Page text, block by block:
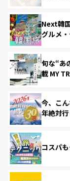
Next韓
グルメ
旬な“あ
載 MY
今、こ
年絶対
コスパ